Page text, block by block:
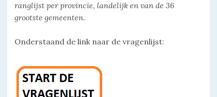
ranglijst per provincie, landelijk en van de 36
grootste gemeenten.
Onderstaand de link naar de vragenlijst: